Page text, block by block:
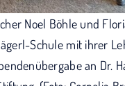
Noel Böhle und
Schule mit ihrer
an Dr.